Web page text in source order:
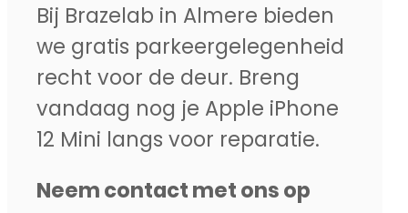
Bij Brazelab in Almere bieden
we gratis parkeergelegenheid
recht voor de deur. Breng
vandaag nog je Apple iPhone
12 Mini langs voor reparatie.
Neem contact met ons op